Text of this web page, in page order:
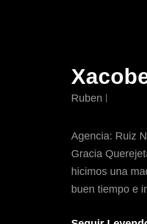
Ruben
Agencia: Ruiz
Gracia
hicimos una
buen tiempo e